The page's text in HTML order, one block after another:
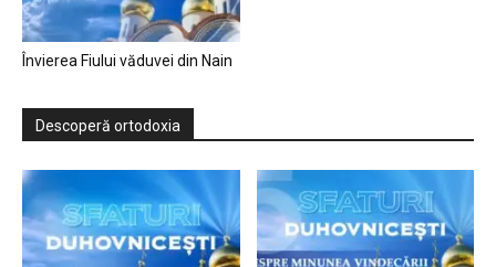
Învierea Fiului văduvei din Nain
Descoperă ortodoxia